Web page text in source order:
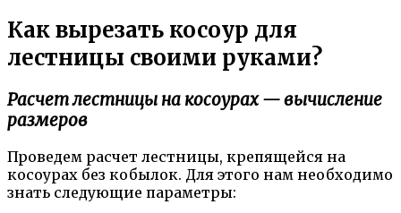
Как вырезать косоур для
лестницы своими руками?
Расчет лестницы на косоурах — вычисление
размеров
Проведем расчет лестницы, крепящейся на
косоурах без кобылок. Для этого нам необходимо
знать следующие параметры: